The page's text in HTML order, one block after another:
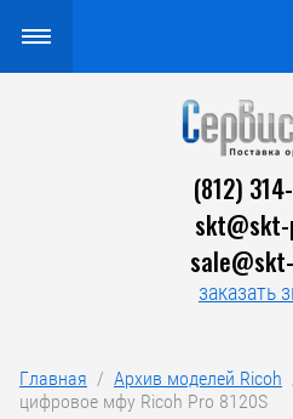
(812)
заказать
Главная
  /
Архив моделей Ricoh
цифровое мфу Ricoh Pro 8120S